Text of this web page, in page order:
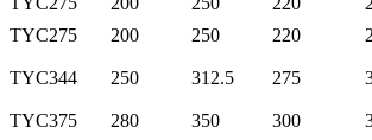
TYC275
200 250 220
TYC344
250 312.5 275
TYC375
280 350 300